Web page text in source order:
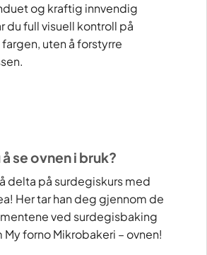
og kraftig innvendig
du full visuell kontroll på
uten å forstyrre
se ovnen i bruk?
delta på surdegiskurs med
Her tar han deg gjennom de
ved surdegisbaking
My forno Mikrobakeri – ovnen!